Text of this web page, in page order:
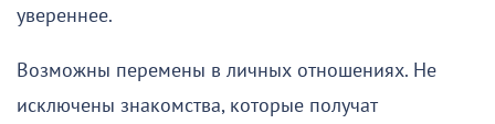
увереннее.
Возможны перемены в личных отношениях. Не
исключены знакомства, которые получат